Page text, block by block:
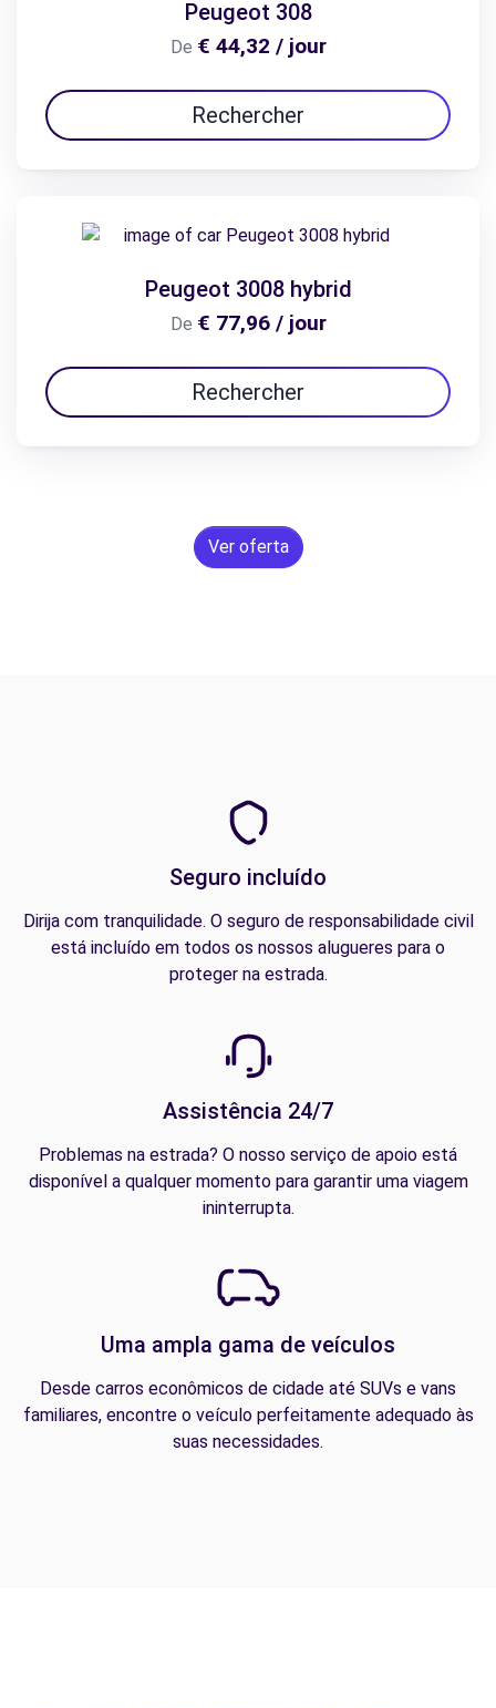
Peugeot 308
De € 44,32 / jour
Rechercher
Peugeot 3008 hybrid
De € 77,96 / jour
Rechercher
Ver oferta
Seguro incluído
Dirija com tranquilidade. O seguro de responsabilidade civil
está incluído em todos os nossos alugueres para o
proteger na estrada.
Assistência 24/7
Problemas na estrada? O nosso serviço de apoio está
disponível a qualquer momento para garantir uma viagem
ininterrupta.
Uma ampla gama de veículos
Desde carros econômicos de cidade até SUVs e vans
familiares, encontre o veículo perfeitamente adequado às
suas necessidades.